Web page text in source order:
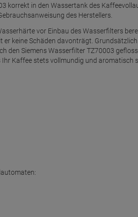
korrekt in den Wassertank des
des Herstellers.
vor Einbau des Wasserfilters
keine Schäden davonträgt.
den Siemens Wasserfilter TZ70003
Ihr Kaffee stets vollmundig und aromatisch